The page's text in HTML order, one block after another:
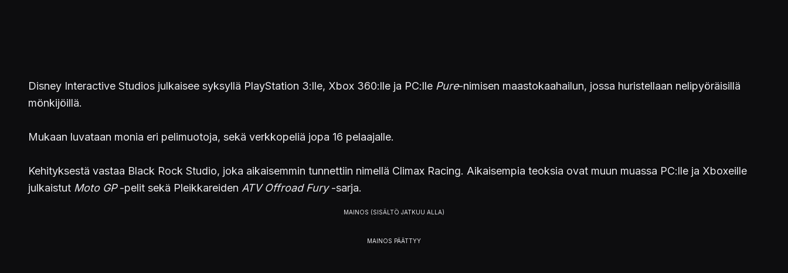
Disney Interactive Studios julkaisee syksyllä PlayStation 3:lle, Xbox 360:lle ja PC:lle Pure-nimisen maastokaahailun, jossa huristellaan nelipyöräisillä
mönkijöillä.
Mukaan luvataan monia eri pelimuotoja, sekä verkkopeliä jopa 16 pelaajalle.
Kehityksestä vastaa Black Rock Studio, joka aikaisemmin tunnettiin nimellä Climax Racing. Aikaisempia teoksia ovat muun muassa PC:lle ja Xboxeille
julkaistut Moto GP-pelit sekä Pleikkareiden ATV Offroad Fury-sarja.